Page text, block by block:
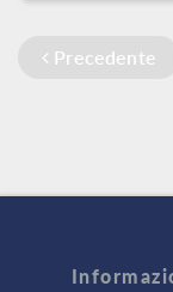
Precedente